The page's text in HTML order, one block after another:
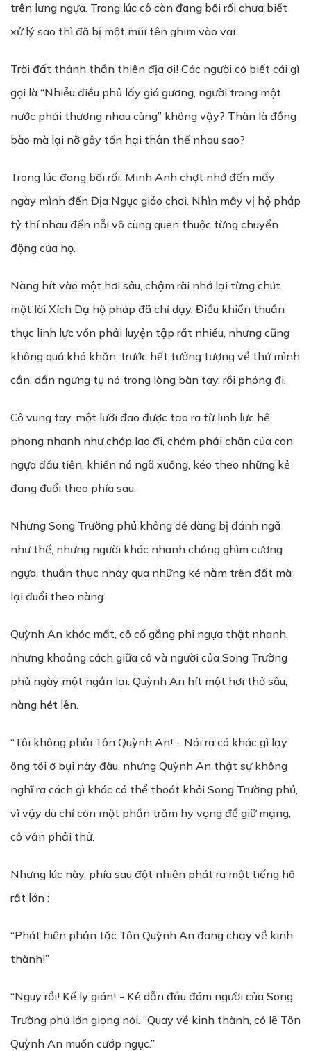
trên lưng ngựa. Trong lúc cô còn đang bối rối chưa biết
xử lý sao thì đã bị một mũi tên ghim vào vai.
Trời đất thánh thần thiên địa ơi! Các người có biết cái gì
gọi là “Nhiễu điều phủ lấy giá gương, người trong một
nước phải thương nhau cùng” không vậy? Thân là đồng
bào mà lại nỡ gây tổn hại thân thể nhau sao?
Trong lúc đang bối rối, Minh Anh chợt nhớ đến mấy
ngày mình đến Địa Ngục giáo chơi. Nhìn mấy vị hộ pháp
tỷ thí nhau đến nỗi vô cùng quen thuộc từng chuyển
động của họ.
Nàng hít vào một hơi sâu, chậm rãi nhớ lại từng chút
một lời Xích Dạ hộ pháp đã chỉ dạy. Điều khiển thuần
thục linh lực vốn phải luyện tập rất nhiều, nhưng cũng
không quá khó khăn, trước hết tưởng tượng về thứ mình
cần, dần ngưng tụ nó trong lòng bàn tay, rồi phóng đi.
Cô vung tay, một lưỡi đao được tạo ra từ linh lực hệ
phong nhanh như chớp lao đi, chém phải chân của con
ngựa đầu tiên, khiến nó ngã xuống, kéo theo những kẻ
đang đuổi theo phía sau.
Nhưng Song Trường phủ không dễ dàng bị đánh ngã
như thế, nhưng người khác nhanh chóng ghìm cương
ngựa, thuần thục nhảy qua những kẻ nằm trên đất mà
lại đuổi theo nàng.
Quỳnh An khóc mất, cô cố gắng phi ngựa thật nhanh,
nhưng khoảng cách giữa cô và người của Song Trường
phủ ngày một ngắn lại. Quỳnh An hít một hơi thở sâu,
nàng hét lên.
“Tôi không phải Tôn Quỳnh An!”- Nói ra có khác gì lạy
ông tôi ở bụi này đâu, nhưng Quỳnh An thật sự không
nghĩ ra cách gì khác có thể thoát khỏi Song Trường phủ,
vì vậy dù chỉ còn một phần trăm hy vọng để giữ mạng,
cô vẫn phải thử.
Nhưng lúc này, phía sau đột nhiên phát ra một tiếng hô
rất lớn :
“Phát hiện phản tặc Tôn Quỳnh An đang chạy về kinh
thành!”
“Nguy rồi! Kế ly gián!”- Kẻ dẫn đầu đám người của Song
Trường phủ lớn giọng nói. “Quay về kinh thành, có lẽ Tôn
Quỳnh An muốn cướp ngục.”